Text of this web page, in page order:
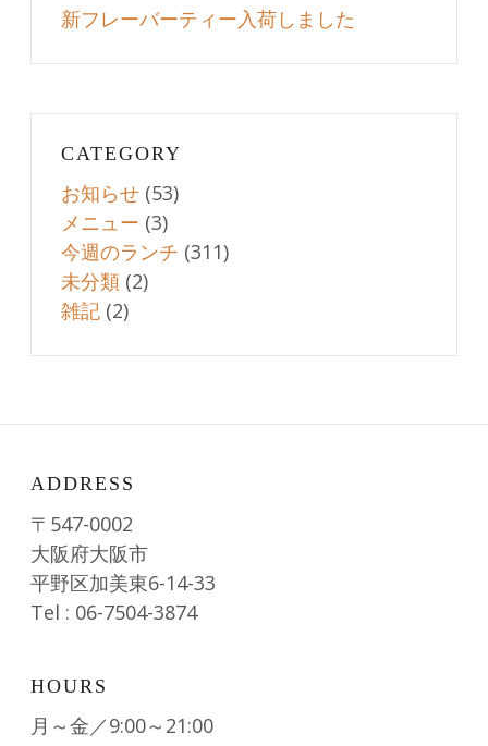
新フレーバーティー入荷しました
CATEGORY
お知らせ (53)
メニュー (3)
今週のランチ (311)
未分類 (2)
雑記 (2)
ADDRESS
〒547-0002
大阪府大阪市
平野区加美東6-14-33
Tel : 06-7504-3874
HOURS
月～金／9:00～21:00